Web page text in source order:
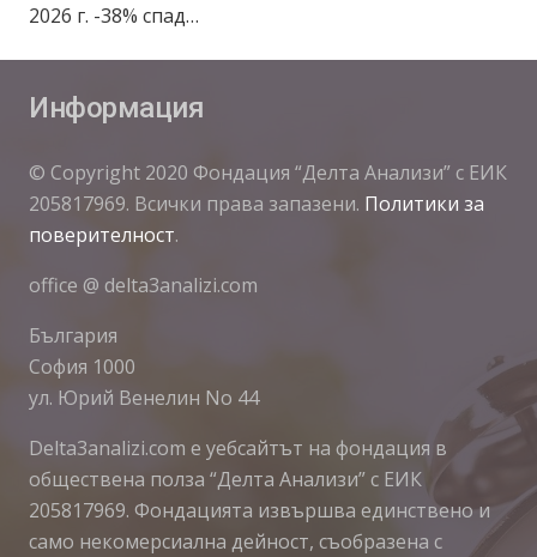
2026 г. -38% спад…
Информация
© Copyright 2020 Фондация “Делта Анализи” с ЕИК
205817969. Всички права запазени. Политики за
поверителност.
office @ delta3analizi.com
България
София 1000
ул. Юрий Венелин No 44
Delta3analizi.com e уебсайтът на фондация в
обществена полза “Делта Анализи” с ЕИК
205817969. Фондацията извършва единствено и
само некомерсиална дейност, съобразена с